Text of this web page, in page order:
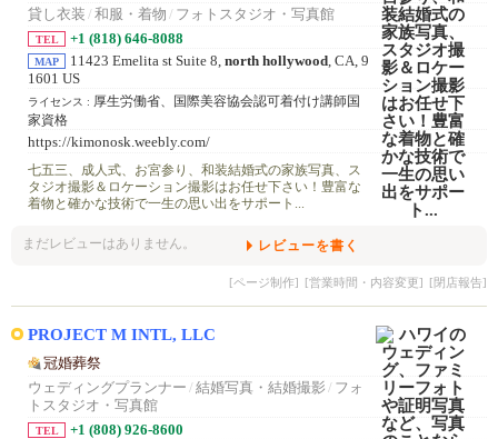
貸し衣装 / 和服・着物 / フォトスタジオ・写真館
TEL +1 (818) 646-8088
MAP 11423 Emelita st Suite 8, north hollywood, CA, 9
1601 US
ライセンス : 厚生労働省、国際美容協会認可着付け講師国
家資格
https://kimonosk.weebly.com/
七五三、成人式、お宮参り、和装結婚式の家族写真、ス
タジオ撮影＆ロケーション撮影はお任せ下さい！豊富な
着物と確かな技術で一生の思い出をサポート...
まだレビューはありません。 レビューを書く
[ページ制作] [営業時間・内容変更] [閉店報告]
PROJECT M INTL, LLC
冠婚葬祭
ウェディングプランナー / 結婚写真・結婚撮影 / フォ
トスタジオ・写真館
TEL +1 (808) 926-8600